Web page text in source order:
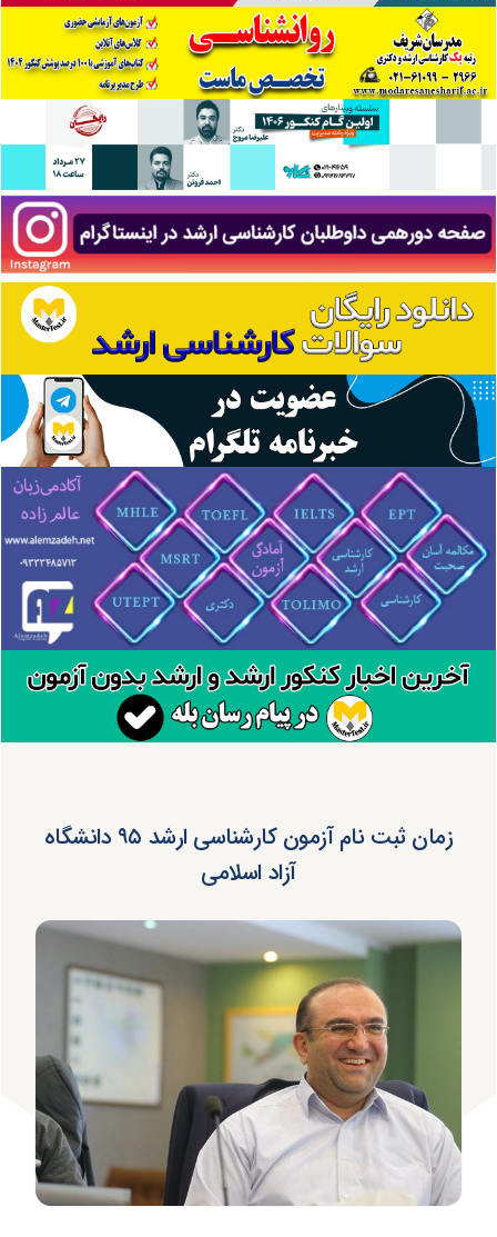
زمان ثبت نام آزمون کارشناسی ارشد ۹۵ دانشگاه
آزاد اسلامی